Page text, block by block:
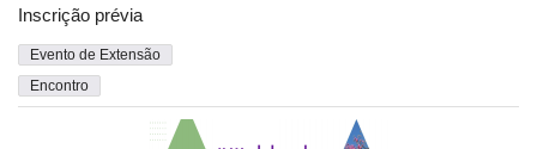
Inscrição prévia
Evento de Extensão
Encontro